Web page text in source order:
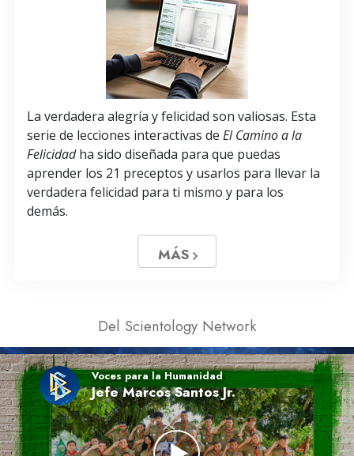
La verdadera alegría y felicidad son valiosas. Esta
serie de lecciones interactivas de El Camino a la
Felicidadha sido diseñada para que puedas
aprender los 21 preceptos y usarlos para llevar la
verdadera felicidad para ti mismo y para los
demás.
MÁS
Del Scientology Network
Voces para la Humanidad
Jefe Marcos Santos Jr.